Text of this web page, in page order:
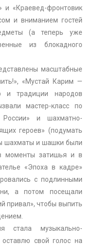
и «Краевед-фронтовик
и вниманием гостей
(а теперь уже
из блокадного
масштабные
«Мустай Карим —
и традиции народов
мастер-класс по
России» и шахматно-
героев» (подумать
шахматы и шашки были
моменты затишья и в
«Эпоха в кадре»
с подлинными
а потом посещали
привал», чтобы выпить
стала музыкально-
свой голос на